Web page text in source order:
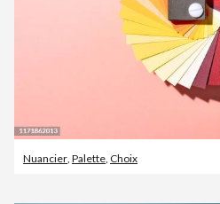
Nuancier Palette Choix